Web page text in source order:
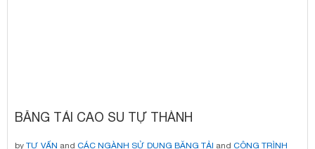
BĂNG TẢI CAO SU TỰ THÀNH
by TƯ VẤN and CÁC NGÀNH SỬ DỤNG BĂNG TẢI and CÔNG TRÌNH